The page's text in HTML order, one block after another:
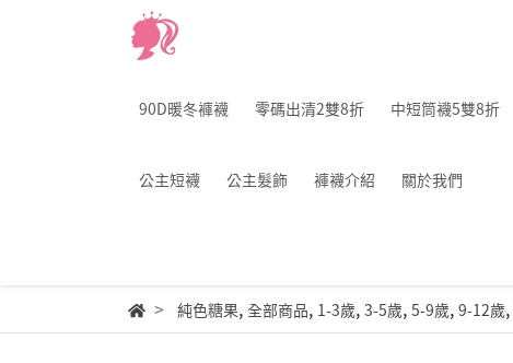
90D暖冬褲襪 零碼出清2雙8折 中短筒襪5雙8折
公主短襪 公主髮飾 褲襪介紹 關於我們
純色糖果, 全部商品, 1-3歲, 3-5歲, 5-9歲, 9-12歲,